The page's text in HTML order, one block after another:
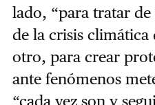
lado, “para tratar
de la crisis
otro, para crear
ante fenómenos
“cada vez son y